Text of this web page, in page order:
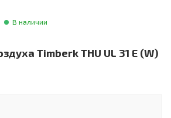
В наличии
Timberk THU UL 31 E (W)